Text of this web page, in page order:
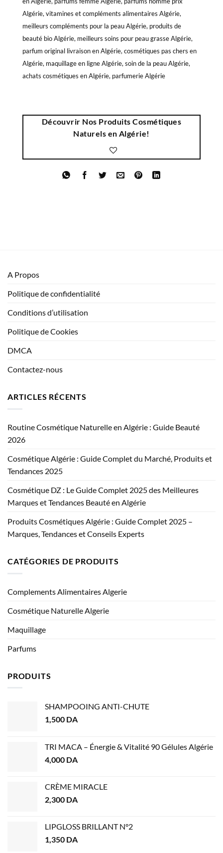
Algérie, vitamines et compléments alimentaires Algérie,
meilleurs compléments pour la peau Algérie, produits de
beauté bio Algérie, meilleurs soins pour peau grasse Algérie,
parfum original livraison en Algérie, cosmétiques pas chers en
Algérie, maquillage en ligne Algérie, soin de la peau Algérie,
achats cosmétiques en Algérie, parfumerie Algérie
Découvrir Nos Produits Cosmétiques
Naturels en Algérie!
A Propos
Politique de confidentialité
Conditions d’utilisation
Politique de Cookies
DMCA
Contactez-nous
ARTICLES RÉCENTS
Routine Cosmétique Naturelle en Algérie : Guide Beauté
2026
Cosmétique Algérie : Guide Complet du Marché, Produits et
Tendances 2025
Cosmétique DZ : Le Guide Complet 2025 des Meilleures
Marques et Tendances Beauté en Algérie
Produits Cosmétiques Algérie : Guide Complet 2025 –
Marques, Tendances et Conseils Experts
CATÉGORIES DE PRODUITS
Complements Alimentaires Algerie
Cosmétique Naturelle Algerie
Maquillage
Parfums
PRODUITS
SHAMPOOING ANTI-CHUTE
1,500 DA
TRI MACA – Énergie & Vitalité 90 Gélules Algérie
4,000 DA
CRÈME MIRACLE
2,300 DA
LIPGLOSS BRILLANT N°2
1,350 DA